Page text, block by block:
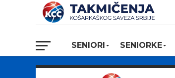
SENIORI SENIORKE
turnira